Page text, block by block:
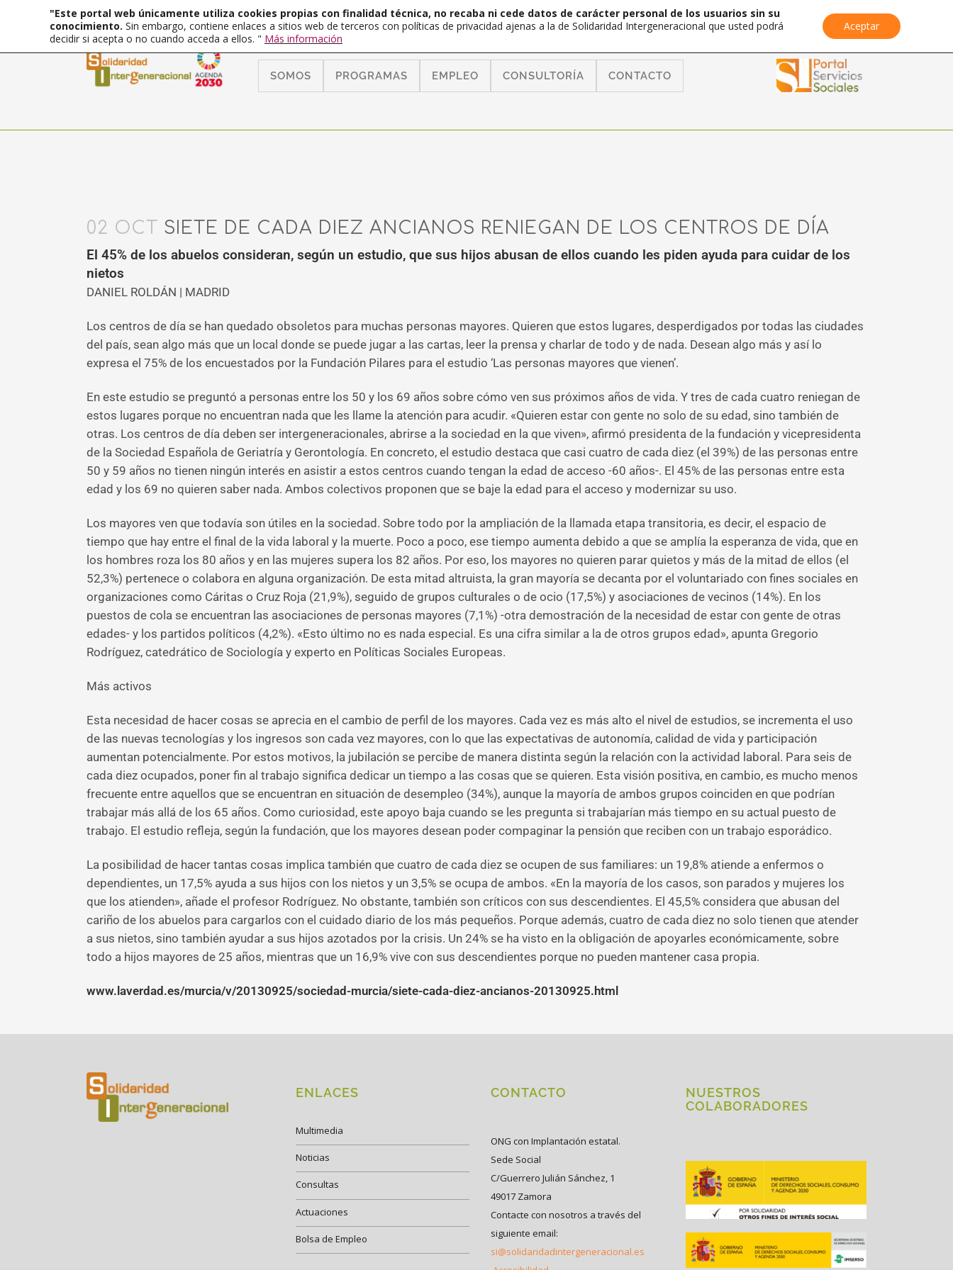
SOMOS PROGRAMAS EMPLEO CONSULTORÍA CONTACTO
02 OCT SIETE DE CADA DIEZ ANCIANOS RENIEGAN DE LOS CENTROS DE DÍA
El 45% de los abuelos consideran, según un estudio, que sus hijos abusan de ellos cuando les piden ayuda para cuidar de los
nietos
DANIEL ROLDÁN | MADRID
Los centros de día se han quedado obsoletos para muchas personas mayores. Quieren que estos lugares, desperdigados por todas las ciudades
del país, sean algo más que un local donde se puede jugar a las cartas, leer la prensa y charlar de todo y de nada. Desean algo más y así lo
expresa el 75% de los encuestados por la Fundación Pilares para el estudio ‘Las personas mayores que vienen’.
En este estudio se preguntó a personas entre los 50 y los 69 años sobre cómo ven sus próximos años de vida. Y tres de cada cuatro reniegan de
estos lugares porque no encuentran nada que les llame la atención para acudir. «Quieren estar con gente no solo de su edad, sino también de
otras. Los centros de día deben ser intergeneracionales, abrirse a la sociedad en la que viven», afirmó presidenta de la fundación y vicepresidenta
de la Sociedad Española de Geriatría y Gerontología. En concreto, el estudio destaca que casi cuatro de cada diez (el 39%) de las personas entre
50 y 59 años no tienen ningún interés en asistir a estos centros cuando tengan la edad de acceso -60 años-. El 45% de las personas entre esta
edad y los 69 no quieren saber nada. Ambos colectivos proponen que se baje la edad para el acceso y modernizar su uso.
Los mayores ven que todavía son útiles en la sociedad. Sobre todo por la ampliación de la llamada etapa transitoria, es decir, el espacio de
tiempo que hay entre el final de la vida laboral y la muerte. Poco a poco, ese tiempo aumenta debido a que se amplía la esperanza de vida, que en
los hombres roza los 80 años y en las mujeres supera los 82 años. Por eso, los mayores no quieren parar quietos y más de la mitad de ellos (el
52,3%) pertenece o colabora en alguna organización. De esta mitad altruista, la gran mayoría se decanta por el voluntariado con fines sociales en
organizaciones como Cáritas o Cruz Roja (21,9%), seguido de grupos culturales o de ocio (17,5%) y asociaciones de vecinos (14%). En los
puestos de cola se encuentran las asociaciones de personas mayores (7,1%) -otra demostración de la necesidad de estar con gente de otras
edades- y los partidos políticos (4,2%). «Esto último no es nada especial. Es una cifra similar a la de otros grupos edad», apunta Gregorio
Rodríguez, catedrático de Sociología y experto en Políticas Sociales Europeas.
Más activos
Esta necesidad de hacer cosas se aprecia en el cambio de perfil de los mayores. Cada vez es más alto el nivel de estudios, se incrementa el uso
de las nuevas tecnologías y los ingresos son cada vez mayores, con lo que las expectativas de autonomía, calidad de vida y participación
aumentan potencialmente. Por estos motivos, la jubilación se percibe de manera distinta según la relación con la actividad laboral. Para seis de
cada diez ocupados, poner fin al trabajo significa dedicar un tiempo a las cosas que se quieren. Esta visión positiva, en cambio, es mucho menos
frecuente entre aquellos que se encuentran en situación de desempleo (34%), aunque la mayoría de ambos grupos coinciden en que podrían
trabajar más allá de los 65 años. Como curiosidad, este apoyo baja cuando se les pregunta si trabajarían más tiempo en su actual puesto de
trabajo. El estudio refleja, según la fundación, que los mayores desean poder compaginar la pensión que reciben con un trabajo esporádico.
La posibilidad de hacer tantas cosas implica también que cuatro de cada diez se ocupen de sus familiares: un 19,8% atiende a enfermos o
dependientes, un 17,5% ayuda a sus hijos con los nietos y un 3,5% se ocupa de ambos. «En la mayoría de los casos, son parados y mujeres los
que los atienden», añade el profesor Rodríguez. No obstante, también son críticos con sus descendientes. El 45,5% considera que abusan del
cariño de los abuelos para cargarlos con el cuidado diario de los más pequeños. Porque además, cuatro de cada diez no solo tienen que atender
a sus nietos, sino también ayudar a sus hijos azotados por la crisis. Un 24% se ha visto en la obligación de apoyarles económicamente, sobre
todo a hijos mayores de 25 años, mientras que un 16,9% vive con sus descendientes porque no pueden mantener casa propia.
www.laverdad.es/murcia/v/20130925/sociedad-murcia/siete-cada-diez-ancianos-20130925.html
ENLACES
Multimedia
Noticias
Consultas
Actuaciones
Bolsa de Empleo
CONTACTO
ONG con Implantación estatal.
Sede Social
C/Guerrero Julián Sánchez, 1
49017 Zamora
Contacte con nosotros a través del
siguiente email:
si@solidaridadintergeneracional.es
NUESTROS
COLABORADORES
"Este portal web únicamente utiliza cookies propias con finalidad técnica, no recaba ni cede datos de carácter personal de los usuarios sin su
conocimiento. Sin embargo, contiene enlaces a sitios web de terceros con políticas de privacidad ajenas a la de Solidaridad Intergeneracional que usted podrá
decidir si acepta o no cuando acceda a ellos. " Más información
Aceptar